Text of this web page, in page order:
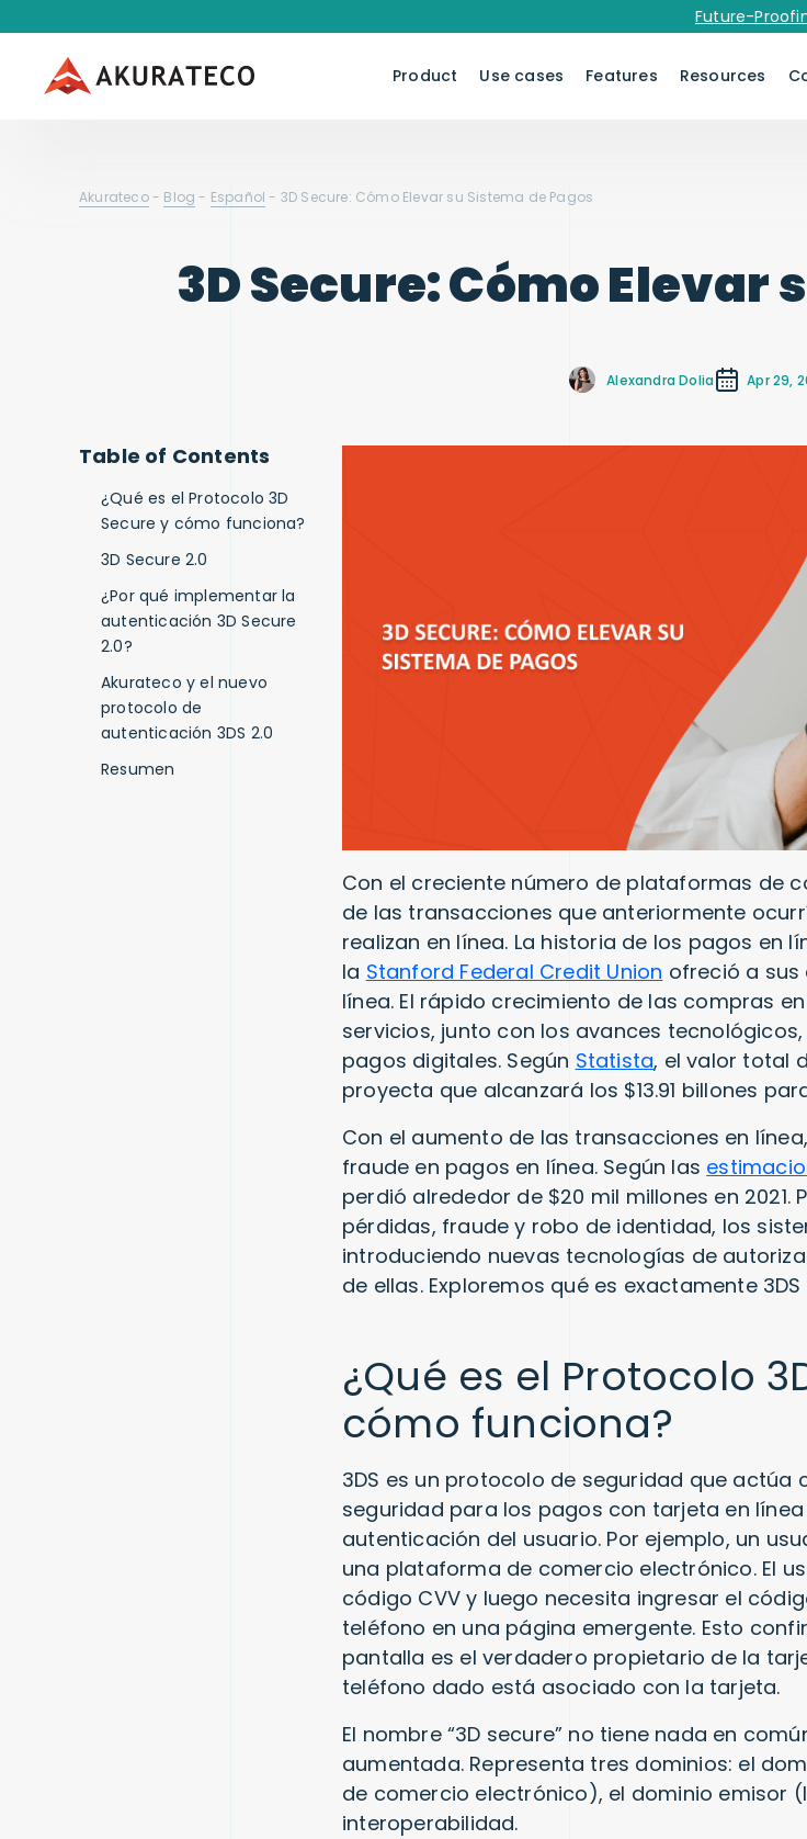
Future-Proofing
Product Use cases Features Resources
Akurateco- Blog - Español - 3D Secure: Cómo Elevar su Sistema de Pagos
3D Secure: Cómo Elevar
Alexandra Dolia Apr 29,
Table of Contents
¿Qué es el Protocolo 3D
Secure y cómo funciona?
3D Secure 2.0
¿Por qué implementar la
autenticación 3D Secure
2.0?
Akurateco y el nuevo
protocolo de
autenticación 3DS 2.0
Resumen
Con el creciente número de plataformas de
de las transacciones que anteriormente
realizan en línea. La historia de los pagos en
la Stanford Federal Credit Union ofreció a sus
línea. El rápido crecimiento de las compras
servicios, junto con los avances
pagos digitales. Según Statista, el valor total
proyecta que alcanzará los $13.91 billones
Con el aumento de las transacciones en
fraude en pagos en línea. Según las
perdió alrededor de $20 mil millones en 2021.
pérdidas, fraude y robo de identidad, los
introduciendo nuevas tecnologías de
de ellas. Exploremos qué es exactamente
¿Qué es el Protocolo
cómo funciona?
3DS es un protocolo de seguridad que
seguridad para los pagos con tarjeta en
autenticación del usuario. Por ejemplo, un
una plataforma de comercio electrónico. El
código CVV y luego necesita ingresar el
teléfono en una página emergente. Esto
pantalla es el verdadero propietario de la
teléfono dado está asociado con la tarjeta.
El nombre “3D secure” no tiene nada en
aumentada. Representa tres dominios: el
de comercio electrónico), el dominio emisor
interoperabilidad.